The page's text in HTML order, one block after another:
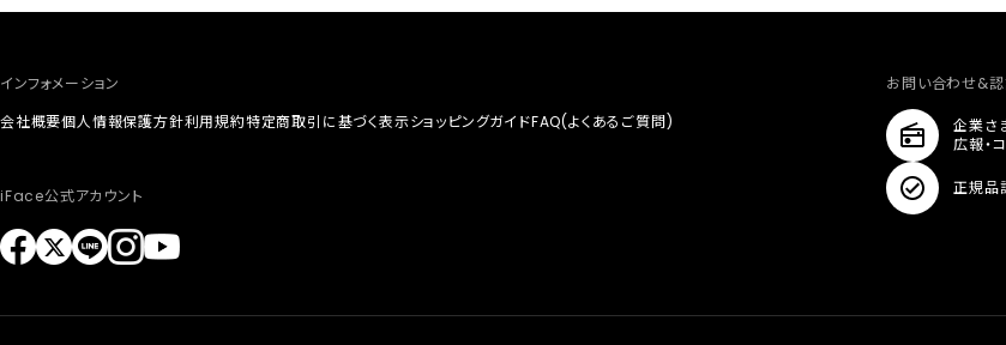
インフォメーション
会社概要個人情報保護方針利用規約特定商取引に基づく表示ショッピングガイドFAQ(よくあるご質問)
iFace公式アカウント
お問い合わせ&認
企業さ
広報・
正規品